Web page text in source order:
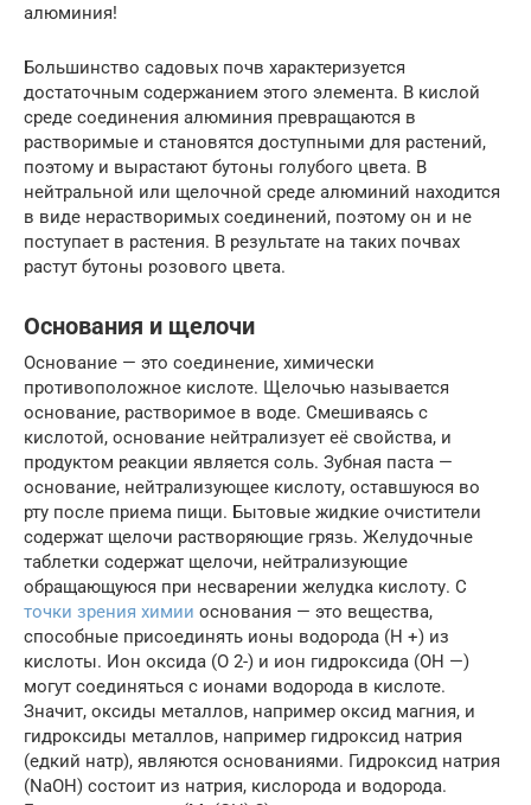
алюминия!
Большинство садовых почв характеризуется
достаточным содержанием этого элемента. В кислой
среде соединения алюминия превращаются в
растворимые и становятся доступными для растений,
поэтому и вырастают бутоны голубого цвета. В
нейтральной или щелочной среде алюминий находится
в виде нерастворимых соединений, поэтому он и не
поступает в растения. В результате на таких почвах
растут бутоны розового цвета.
Основания и щелочи
Основание — это соединение, химически
противоположное кислоте. Щелочью называется
основание, растворимое в воде. Смешиваясь с
кислотой, основание нейтрализует её свойства, и
продуктом реакции является соль. Зубная паста —
основание, нейтрализующее кислоту, оставшуюся во
рту после приема пищи. Бытовые жидкие очистители
содержат щелочи растворяющие грязь. Желудочные
таблетки содержат щелочи, нейтрализующие
обращающуюся при несварении желудка кислоту. С
точки зрения химии основания — это вещества,
способные присоединять ионы водорода (Н +) из
кислоты. Ион оксида (О 2-) и ион гидроксида (ОН —)
могут соединяться с ионами водорода в кислоте.
Значит, оксиды металлов, например оксид магния, и
гидроксиды ме­таллов, например гидроксид натрия
(едкий натр), являются основаниями. Гидроксид натрия
(NаОН) состоит из натрия, кислорода и водорода.